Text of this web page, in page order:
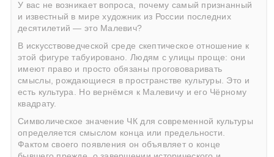
У вас не возникает вопроса, почему самый признанный
и известный в мире художник из России последних
десятилетий — это Малевич?
В искусствоведческой среде скептическое отношение к
этой фигуре табуировано. Людям с улицы проще: они
имеют право и просто обязаны прогововаривать
смыслы, рождающиеся в пространстве культуры. Это и
есть культура. Но вернёмся к Малевичу и его Чёрному
квадрату.
Символическое значение ЧК для современной культуры
определяется смыслом конца или предельности.
Фактом своего появления он объявляет о конце